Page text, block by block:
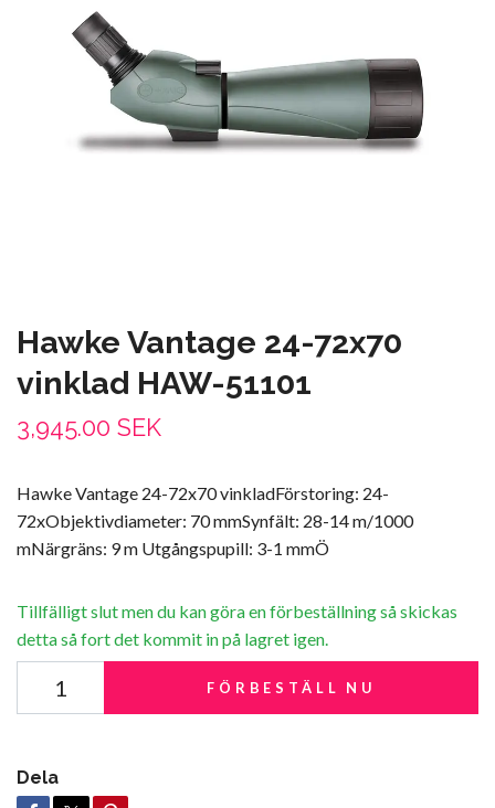
Hawke Vantage 24-72x70
vinklad HAW-51101
3,945.00 SEK
Hawke Vantage 24-72x70 vinkladFörstoring: 24-
72xObjektivdiameter: 70 mmSynfält: 28-14 m/1000
mNärgräns: 9 m Utgångspupill: 3-1 mmÖ
Tillfälligt slut men du kan göra en förbeställning så skickas
detta så fort det kommit in på lagret igen.
FÖRBESTÄLL NU
Dela